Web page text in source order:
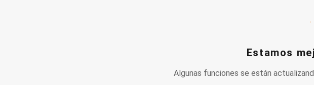
Estamos
Algunas funciones se están